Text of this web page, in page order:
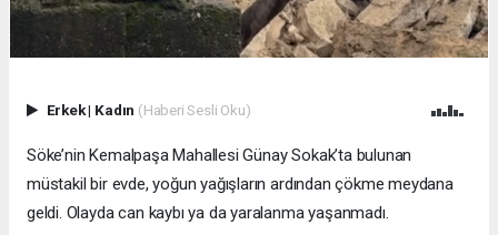
Erkek| Kadın (Haberi Sesli Oku)
Söke’nin Kemalpaşa Mahallesi Günay Sokak’ta bulunan
müstakil bir evde, yoğun yağışların ardından çökme meydana
geldi. Olayda can kaybı ya da yaralanma yaşanmadı.